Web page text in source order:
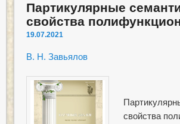
Партикулярные
свойства
19.07.2021
В. Н. Завьялов
свойства